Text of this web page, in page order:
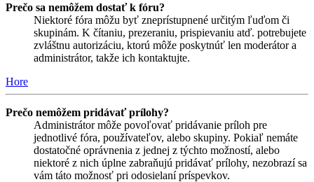
Prečo sa nemôžem dostať k fóru?
Niektoré fóra môžu byť zneprístupnené určitým ľuďom či
skupinám. K čítaniu, prezeraniu, prispievaniu atď. potrebujete
zvláštnu autorizáciu, ktorú môže poskytnúť len moderátor a
administrátor, takže ich kontaktujte.
Hore
Prečo nemôžem pridávať prílohy?
Administrátor môže povoľovať pridávanie príloh pre
jednotlivé fóra, používateľov, alebo skupiny. Pokiaľ nemáte
dostatočné oprávnenia z jednej z týchto možností, alebo
niektoré z nich úplne zabraňujú pridávať prílohy, nezobrazí sa
vám táto možnosť pri odosielaní príspevkov.